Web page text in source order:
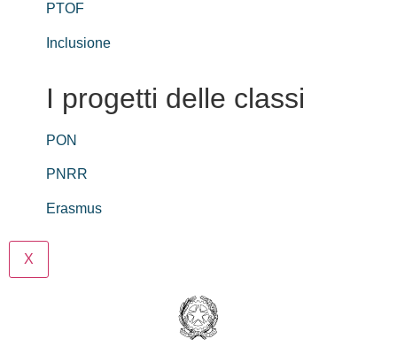
PTOF
Inclusione
I progetti delle classi
PON
PNRR
Erasmus
X